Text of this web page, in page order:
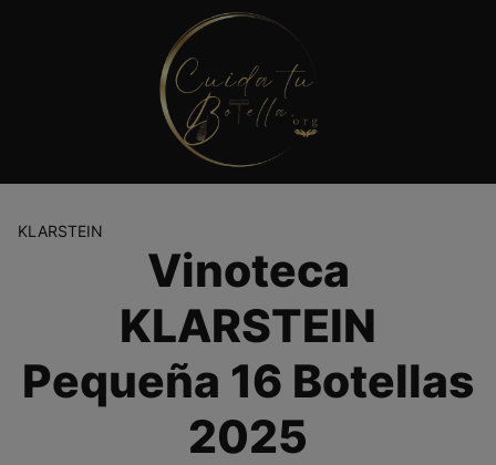
KLARSTEIN
Vinoteca
KLARSTEIN
Pequeña 16 Botellas
2025